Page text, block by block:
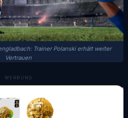
Trainer Polanski erhält weiter
Vertrauen
WERBUNG